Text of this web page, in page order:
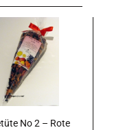
No 2 – Rote